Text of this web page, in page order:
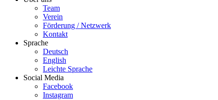
Team
Verein
Förderung / Netzwerk
Kontakt
Sprache
Deutsch
English
Leichte Sprache
Social Media
Facebook
Instagram